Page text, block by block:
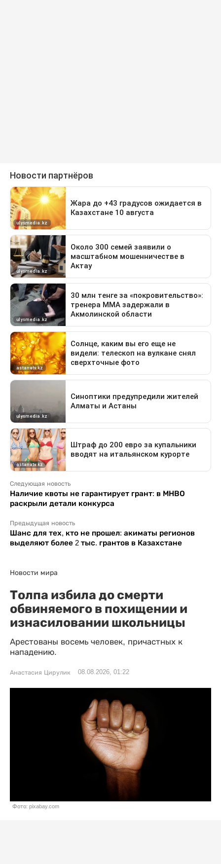
Следующая новость
Наличие квоты не гарантирует грант: в МНВО
раскрыли детали конкурса
Предыдущая новость
Шанс для тех, кто не прошел: акиматы регионов
выделяют более 2 тыс. грантов в Казахстане
Новости мира
Толпа избила до смерти
обвиняемого в похищении и
изнасиловании школьницы
Арестованы восемь человек, причастных к
нападению.
Анастасия Цирулик 08.08.2026, 01:22
Фото: pixabay.com